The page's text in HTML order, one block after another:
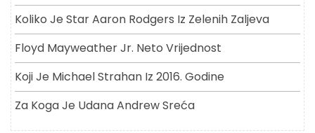
Koliko Je Star Aaron Rodgers Iz Zelenih Zaljeva
Floyd Mayweather Jr. Neto Vrijednost
Koji Je Michael Strahan Iz 2016. Godine
Za Koga Je Udana Andrew Sreća